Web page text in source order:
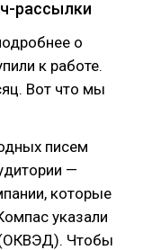
рассылки
о
к работе.
Вот что мы
писем
—
которые
указали
(ОКВЭД). Чтобы